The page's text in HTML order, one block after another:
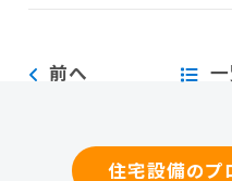
前へ
住宅設備のプ